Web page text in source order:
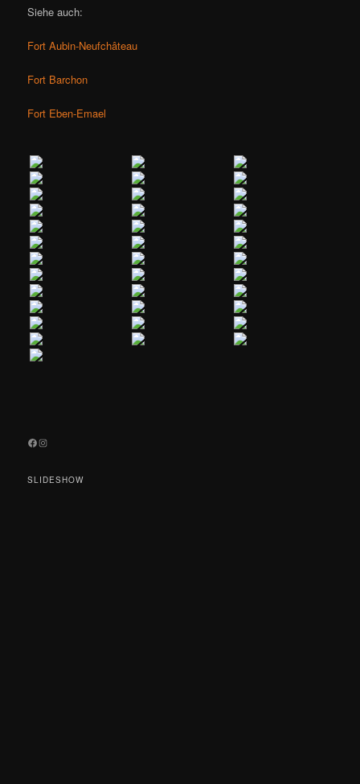
Siehe auch:
Fort Aubin-Neufchâteau
Fort Barchon
Fort Eben-Emael
Facebook
Instagram
SLIDESHOW